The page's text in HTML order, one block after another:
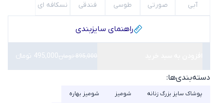
آبی صورتی طوسی فندقی نسکافه ای
راهنمای سایز‌بندی
895,000 تومان 495,000 تومانء
دسته‌بندی‌ها:
پوشاک سایز بزرگ زنانه شومیز شومیز بهاره